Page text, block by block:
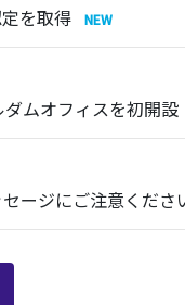
を取得
ムオフィスを初開設
ージにご注意くださ